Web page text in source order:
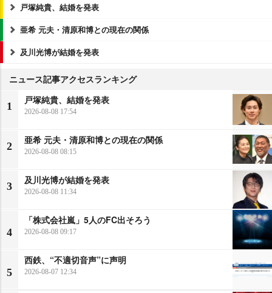
戸塚純貴、結婚を発表
亜希 元夫・清原和博との現在の関係
及川光博が結婚を発表
ニュース記事アクセスランキング
1
戸塚純貴、結婚を発表
2026-08-08 17:54
2
亜希 元夫・清原和博との現在の関係
2026-08-08 08:15
3
及川光博が結婚を発表
2026-08-08 11:34
4
「株式会社嵐」5人のFC出そろう
2026-08-08 09:17
5
西鉄、“不適切音声”に声明
2026-08-07 12:34